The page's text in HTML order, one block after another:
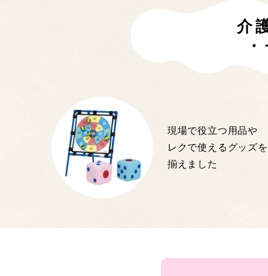
介
現場で役立つ用品や
レクで使えるグッズを
揃えました